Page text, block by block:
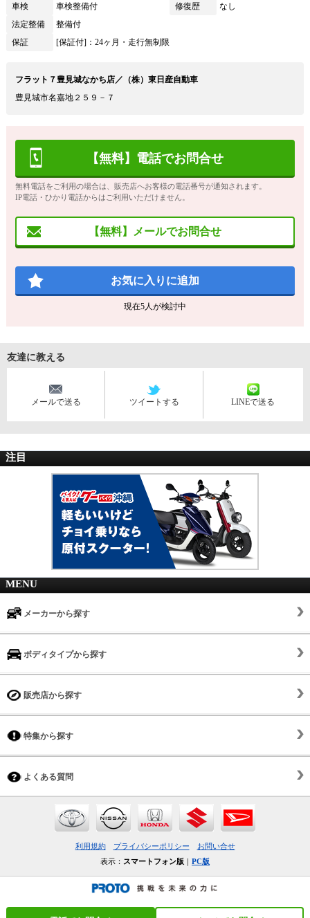
車検
車検整備付 修復歴
なし
法定整備
整備付
保証
[保証付]：24ヶ月・走行無制限
フラット７豊見城なかち店／（株）東日産自動車
豊見城市名嘉地２５９－７
【無料】電話でお問合せ
無料電話をご利用の場合は、販売店へお客様の電話番号が通知されます。
IP電話・ひかり電話からはご利用いただけません。
【無料】メールでお問合せ
お気に入りに追加
現在5人が検討中
友達に教える
メールで送る ツイートする LINEで送る
注目
MENU
メーカーから探す
ボディタイプから探す
販売店から探す
特集から探す
よくある質問
利用規約 プライバシーポリシー
お問い合せ
表示： スマートフォン版 ｜ PC版